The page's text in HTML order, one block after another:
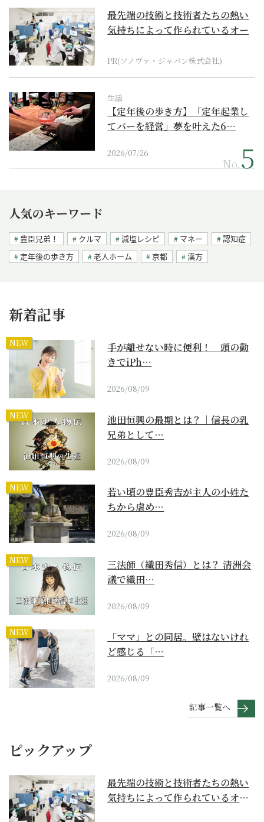
最先端の技術と技術者たちの熱い
気持ちによって作られているオー
PR(ソノヴァ・ジャパン株式会社)
生活
【定年後の歩き方】「定年起業し
てバーを経営」夢を叶えた6…
2026/07/26
No.
人気のキーワード
豊臣兄弟！ クルマ 減塩レシピ マネー
認知症
定年後の歩き方
老人ホーム 京都 漢方
新着記事
NEW
手が離せない時に便利！ 頭の動
きでiPh…
2026/08/09
NEW
池田恒興の最期とは？｜信長の乳
兄弟として…
2026/08/09
NEW
若い頃の豊臣秀吉が主人の小姓た
ちから虐め…
2026/08/09
NEW
三法師（織田秀信）とは？ 清洲会
議で織田…
2026/08/09
NEW
「ママ」との同居。壁はないけれ
ど感じる「…
2026/08/09
記事一覧へ
ピックアップ
最先端の技術と技術者たちの熱い
気持ちによって作られているオー